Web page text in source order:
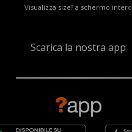
Visualizza size? a schermo intero
Scarica la nostra app